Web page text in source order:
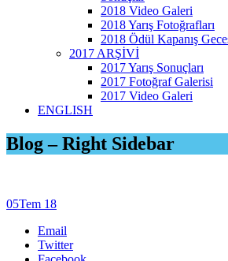
2018 Video Galeri
2018 Yarış Fotoğrafları
2018 Ödül Kapanış
2017 ARŞİVİ
2017 Yarış Sonuçları
2017 Fotoğraf Galerisi
2017 Video Galeri
ENGLISH
Blog – Right Sidebar
05Tem 18
Email
Twitter